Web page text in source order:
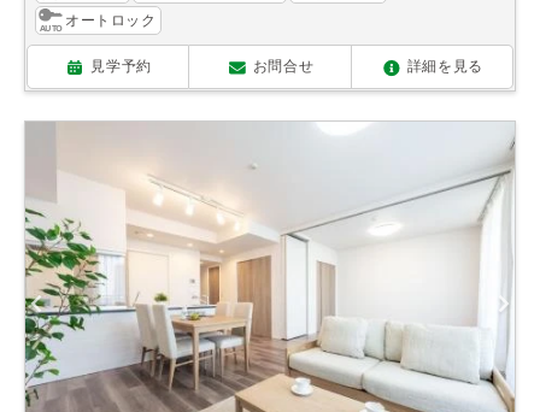
オートロック
見学予約 お問合せ 詳細を見る